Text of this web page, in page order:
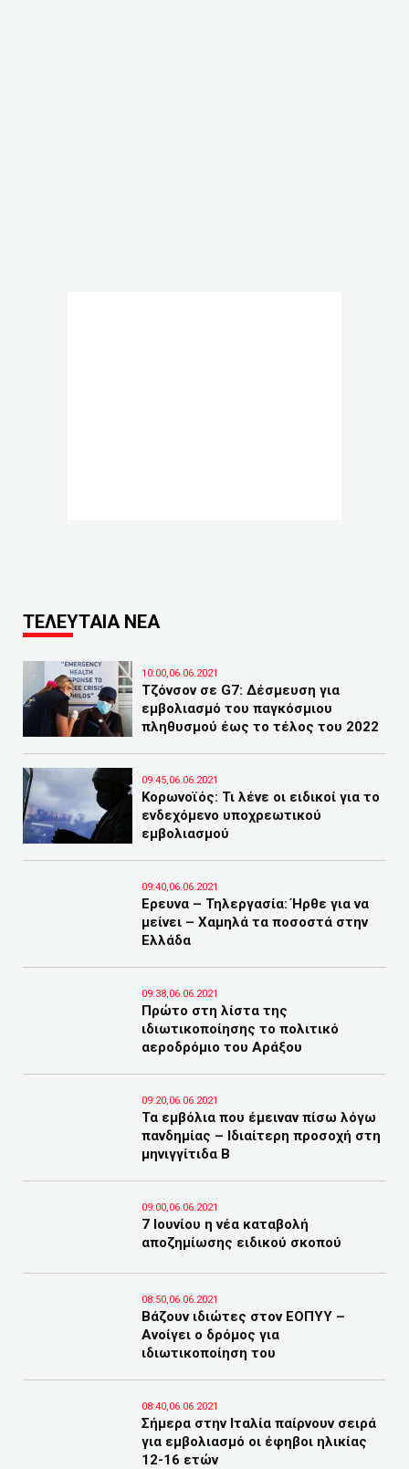
ΤΕΛΕΥΤΑΙΑ ΝΕΑ
10:00,06.06.2021
Τζόνσον σε G7: Δέσμευση για
εμβολιασμό του παγκόσμιου
πληθυσμού έως το τέλος του 2022
09:45,06.06.2021
Κορωνοϊός: Τι λένε οι ειδικοί για το
ενδεχόμενο υποχρεωτικού
εμβολιασμού
09:40,06.06.2021
Ερευνα – Τηλεργασία: Ήρθε για να
μείνει – Χαμηλά τα ποσοστά στην
Ελλάδα
09:38,06.06.2021
Πρώτο στη λίστα της
ιδιωτικοποίησης το πολιτικό
αεροδρόμιο του Αράξου
09:20,06.06.2021
Τα εμβόλια που έμειναν πίσω λόγω
πανδημίας – Ιδιαίτερη προσοχή στη
μηνιγγίτιδα Β
09:00,06.06.2021
7 Ιουνίου η νέα καταβολή
αποζημίωσης ειδικού σκοπού
08:50,06.06.2021
Βάζουν ιδιώτες στον ΕΟΠΥΥ –
Ανοίγει ο δρόμος για
ιδιωτικοποίηση του
08:40,06.06.2021
Σήμερα στην Ιταλία παίρνουν σειρά
για εμβολιασμό οι έφηβοι ηλικίας
12-16 ετών